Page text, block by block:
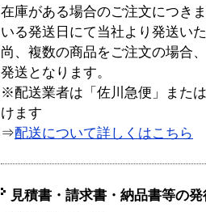
在庫がある場合のご注文につき
いる発送日にて当社より発送い
尚、複数の商品をご注文の場合
発送となります。
※配送業者は「佐川急便」また
けます
⇒配送について詳しくはこちら
見積書・請求書・納品書等の